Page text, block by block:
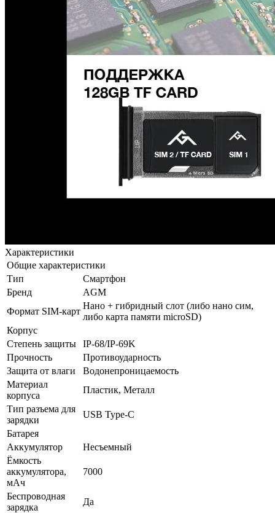
Характеристики
Общие характеристики
Тип
Смартфон
Бренд
AGM
Формат SIM-карт
Нано + гибридный слот (либо нано сим,
либо карта памяти microSD)
Корпус
Степень защиты
IP-68/IP-69K
Прочность
Противоударность
Защита от влаги
Водонепроницаемость
Материал
корпуса
Пластик, Металл
Тип разъема для
зарядки
USB Type-C
Батарея
Аккумулятор
Несъемный
Ёмкость
аккумулятора,
мАч
7000
Беспроводная
зарядка
Да